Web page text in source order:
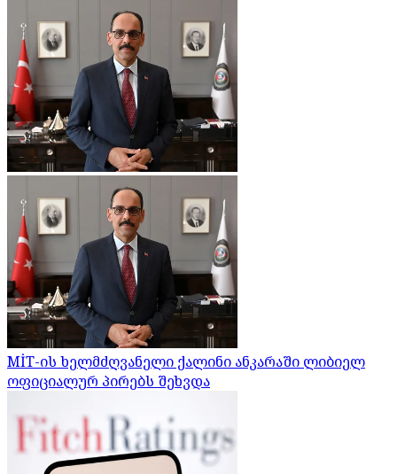
MİT-ის ხელმძღვანელი ქალინი ანკარაში ლიბიელ
ოფიციალურ პირებს შეხვდა